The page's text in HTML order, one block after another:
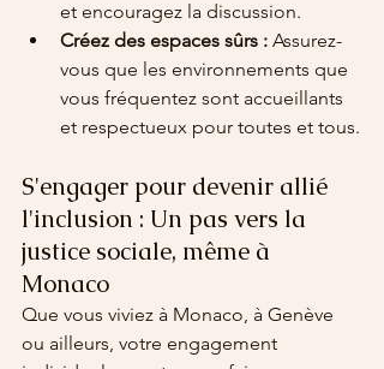
et encouragez la discussion.
Créez des espaces sûrs : Assurez-
vous que les environnements que
vous fréquentez sont accueillants
et respectueux pour toutes et tous.
S'engager pour devenir allié
l'inclusion : Un pas vers la
justice sociale, même à
Monaco
Que vous viviez à Monaco, à Genève
ou ailleurs, votre engagement